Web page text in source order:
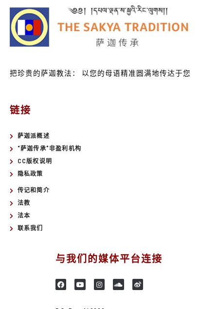
把珍贵的萨迦教法： 以您的母语精准圆满地传达于您
链接
萨迦派概述
“萨迦传承”非盈利机构
CC版权说明
隐私政策
传记和简介
法教
法本
联系我们
与我们的媒体平台连接